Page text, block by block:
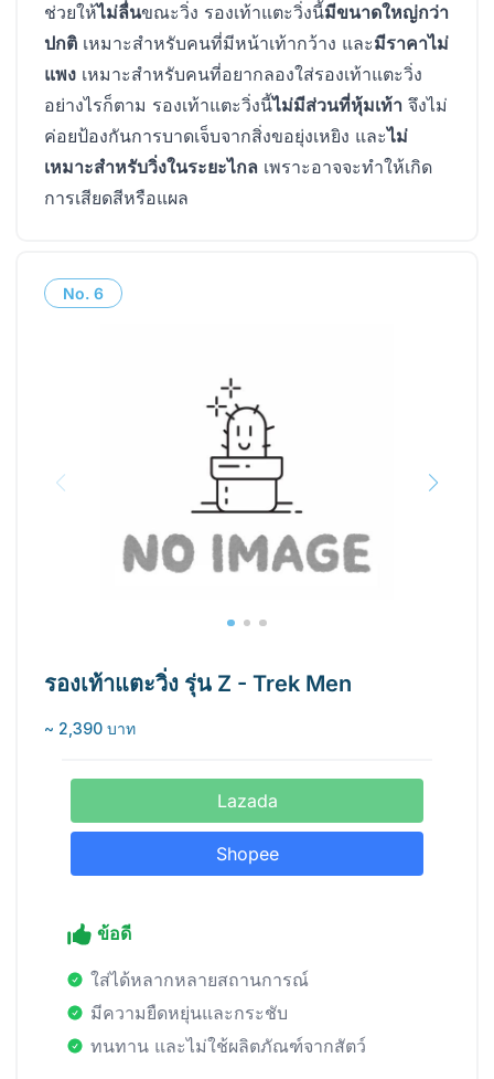
ช่วยให้ไม่ลื่นขณะวิ่ง รองเท้าแตะวิ่งนี้มีขนาดใหญ่กว่า
ปกติ เหมาะสำหรับคนที่มีหน้าเท้ากว้าง และมีราคาไม่
แพง เหมาะสำหรับคนที่อยากลองใส่รองเท้าแตะวิ่ง
อย่างไรก็ตาม รองเท้าแตะวิ่งนี้ไม่มีส่วนที่หุ้มเท้า จึงไม่
ค่อยป้องกันการบาดเจ็บจากสิ่งขอยุ่งเหยิง และไม่
เหมาะสำหรับวิ่งในระยะไกล เพราะอาจจะทำให้เกิด
การเสียดสีหรือแผล
No. 6
รองเท้าแตะวิ่ง รุ่น Z - Trek Men
~ 2,390 บาท
Lazada
Shopee
ข้อดี
ใส่ได้หลากหลายสถานการณ์
มีความยืดหยุ่นและกระชับ
ทนทาน และไม่ใช้ผลิตภัณฑ์จากสัตว์